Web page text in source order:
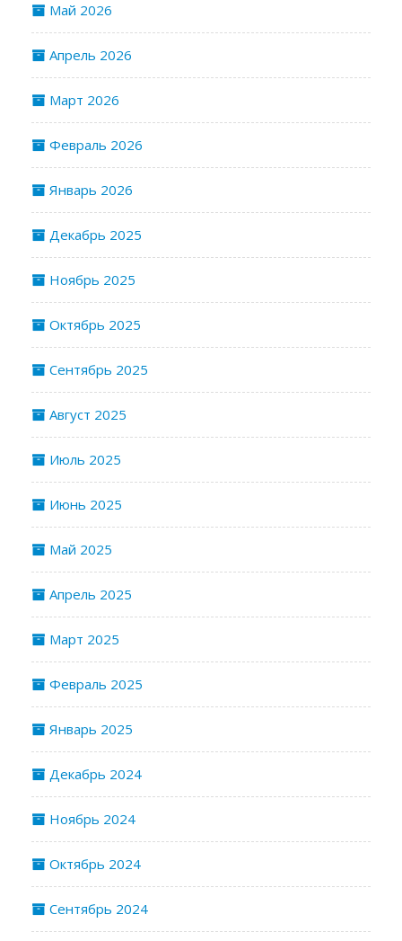
Май 2026
Апрель 2026
Март 2026
Февраль 2026
Январь 2026
Декабрь 2025
Ноябрь 2025
Октябрь 2025
Сентябрь 2025
Август 2025
Июль 2025
Июнь 2025
Май 2025
Апрель 2025
Март 2025
Февраль 2025
Январь 2025
Декабрь 2024
Ноябрь 2024
Октябрь 2024
Сентябрь 2024